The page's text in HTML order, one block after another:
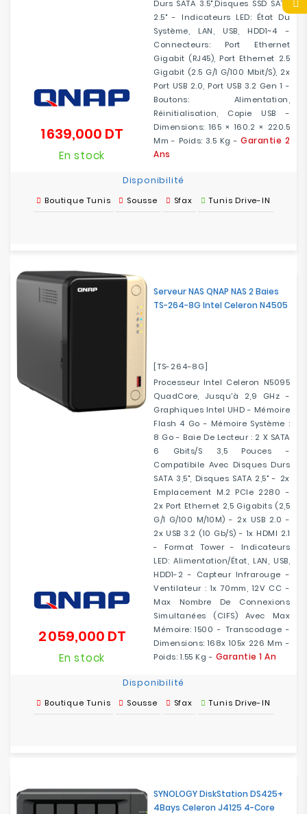
Durs SATA 3.5",disques SSD SATA
2.5" - Indicateurs LED: État Du
Système, LAN, USB, HDD1~4 -
Connecteurs: Port Ethernet
Gigabit (RJ45), Port Ethernet 2.5
Gigabit (2.5 G/1 G/100 Mbit/s), 2x
Port USB 2.0, Port USB 3.2 Gen 1 -
Boutons: Alimentation,
Réinitialisation, Copie USB -
Dimensions: 165 × 160.2 × 220.5
Mm - Poids: 3.5 Kg -Garantie 2
Ans
1 639,000 DT
En stock
Disponibilité
Boutique Tunis Sousse Sfax Tunis Drive-IN
Serveur NAS QNAP NAS 2 Baies
TS-264-8G Intel Celeron N4505
[TS-264-8G]
Processeur Intel Celeron N5095
QuadCore, Jusqu'à 2,9 GHz -
Graphiques Intel UHD - Mémoire
Flash 4 Go - Mémoire Système :
8 Go - Baie De Lecteur : 2 X SATA
6 Gbits/s 3,5 Pouces -
Compatibile Avec Disques Durs
SATA 3,5", Disques SATA 2,5" - 2x
Emplacement M.2 PCIe 2280 -
2x Port Ethernet 2,5 Gigabits (2,5
G/1 G/100 M/10M) - 2x USB 2.0 -
2x USB 3.2 (10 Gb/s) - 1x HDMI 2.1
- Format Tower - Indicateurs
LED: Alimentation/État, LAN, USB,
HDD1-2 - Capteur Infrarouge -
Ventilateur : 1x 70mm, 12V CC -
Max Nombre De Connexions
Simultanées (CIFS) Avec Max
Mémoire: 1500 - Transcodage -
Dimensions: 168x 105x 226 Mm -
Poids: 1.55 Kg - Garantie 1 An
2 059,000 DTPrix
En stock
Disponibilité
Boutique Tunis Sousse Sfax Tunis Drive-IN
SYNOLOGY DiskStation DS425+
4Bays Celeron J4125 4-Core